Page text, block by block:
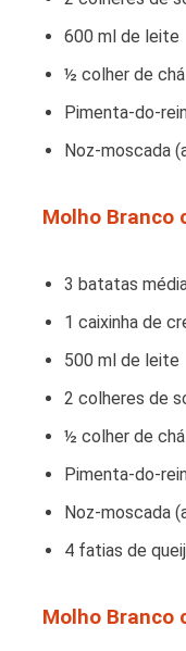
600 ml de leite
½ colher de
Pimenta-do-
Noz-moscada
Molho Branco
3 batatas
1 caixinha de
500 ml de leite
2 colheres de
½ colher de
Pimenta-do-
Noz-moscada
4 fatias de
Molho Branco